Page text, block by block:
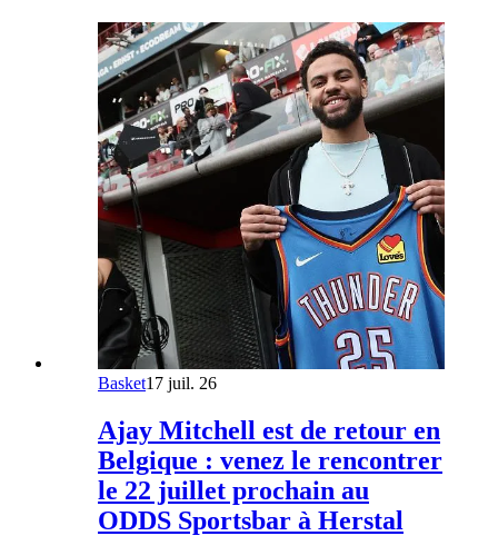
Basket17 juil. 26
Ajay Mitchell est de retour en
Belgique : venez le rencontrer
le 22 juillet prochain au
ODDS Sportsbar à Herstal